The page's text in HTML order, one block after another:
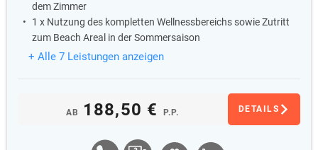
dem Zimmer
1 x Nutzung des kompletten Wellnessbereichs sowie Zutritt
zum Beach Areal in der Sommersaison
+ Alle 7 Leistungen anzeigen
AB 188,50 € P.P. DETAILS